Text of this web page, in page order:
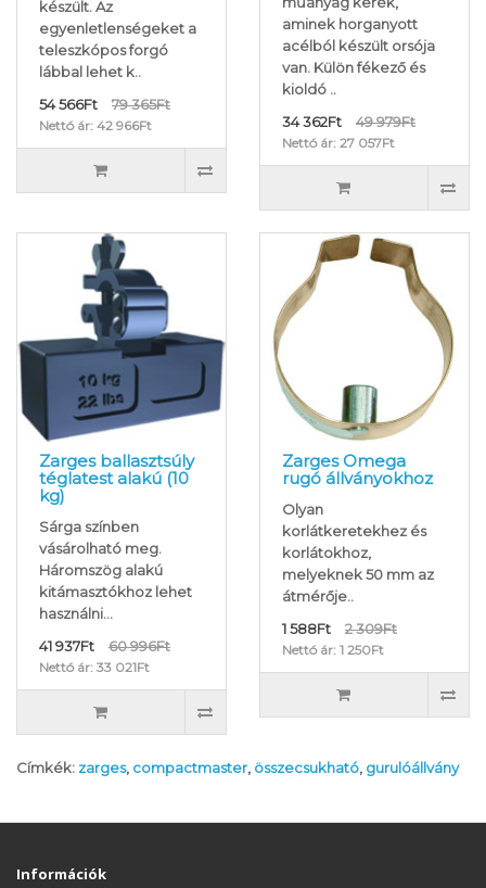
készült. Az
egyenletlenségeket a
teleszkópos forgó
lábbal lehet k..
54 566Ft
79 365Ft
Nettó ár: 42 966Ft
aminek horganyott
acélból készült orsója
van. Külön fékező és
kioldó ..
34 362Ft
49 979Ft
Nettó ár: 27 057Ft
Zarges ballasztsúly
téglatest alakú (10
kg)
Sárga színben
vásárolható meg.
Háromszög alakú
kitámasztókhoz lehet
használni...
41 937Ft
60 996Ft
Nettó ár: 33 021Ft
Zarges Omega
rugó állványokhoz
Olyan
korlátkeretekhez és
korlátokhoz,
melyeknek 50 mm az
átmérője..
1 588Ft
2 309Ft
Nettó ár: 1 250Ft
Címkék: zarges, compactmaster, összecsukható, gurulóállvány
Információk